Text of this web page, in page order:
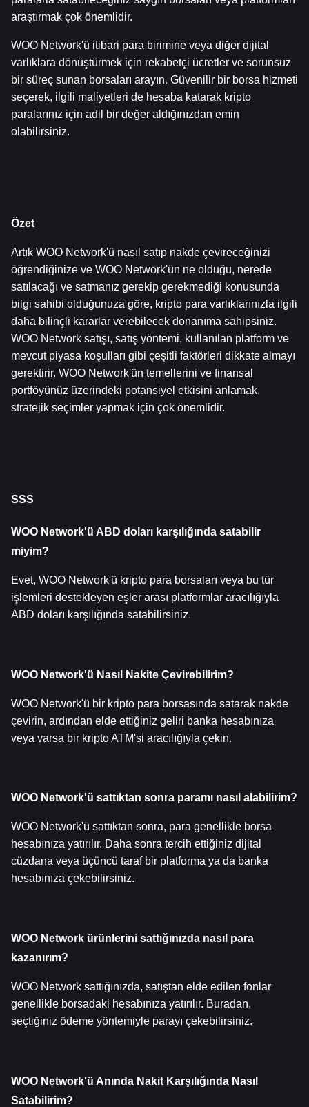
araştırmak çok önemlidir.
WOO Network'ü itibari para birimine veya diğer dijital
varlıklara dönüştürmek için rekabetçi ücretler ve sorunsuz
bir süreç sunan borsaları arayın. Güvenilir bir borsa hizmeti
seçerek, ilgili maliyetleri de hesaba katarak kripto
paralarınız için adil bir değer aldığınızdan emin
olabilirsiniz.
Özet
Artık WOO Network'ü nasıl satıp nakde çevireceğinizi
öğrendiğinize ve WOO Network'ün ne olduğu, nerede
satılacağı ve satmanız gerekip gerekmediği konusunda
bilgi sahibi olduğunuza göre, kripto para varlıklarınızla ilgili
daha bilinçli kararlar verebilecek donanıma sahipsiniz.
WOO Network satışı, satış yöntemi, kullanılan platform ve
mevcut piyasa koşulları gibi çeşitli faktörleri dikkate almayı
gerektirir. WOO Network'ün temellerini ve finansal
portföyünüz üzerindeki potansiyel etkisini anlamak,
stratejik seçimler yapmak için çok önemlidir.
SSS
WOO Network'ü ABD doları karşılığında satabilir
miyim?
Evet, WOO Network'ü kripto para borsaları veya bu tür
işlemleri destekleyen eşler arası platformlar aracılığıyla
ABD doları karşılığında satabilirsiniz.
WOO Network'ü Nasıl Nakite Çevirebilirim?
WOO Network'ü bir kripto para borsasında satarak nakde
çevirin, ardından elde ettiğiniz geliri banka hesabınıza
veya varsa bir kripto ATM'si aracılığıyla çekin.
WOO Network'ü sattıktan sonra paramı nasıl alabilirim?
WOO Network'ü sattıktan sonra, para genellikle borsa
hesabınıza yatırılır. Daha sonra tercih ettiğiniz dijital
cüzdana veya üçüncü taraf bir platforma ya da banka
hesabınıza çekebilirsiniz.
WOO Network ürünlerini sattığınızda nasıl para
kazanırım?
WOO Network sattığınızda, satıştan elde edilen fonlar
genellikle borsadaki hesabınıza yatırılır. Buradan,
seçtiğiniz ödeme yöntemiyle parayı çekebilirsiniz.
WOO Network'ü Anında Nakit Karşılığında Nasıl
Satabilirim?